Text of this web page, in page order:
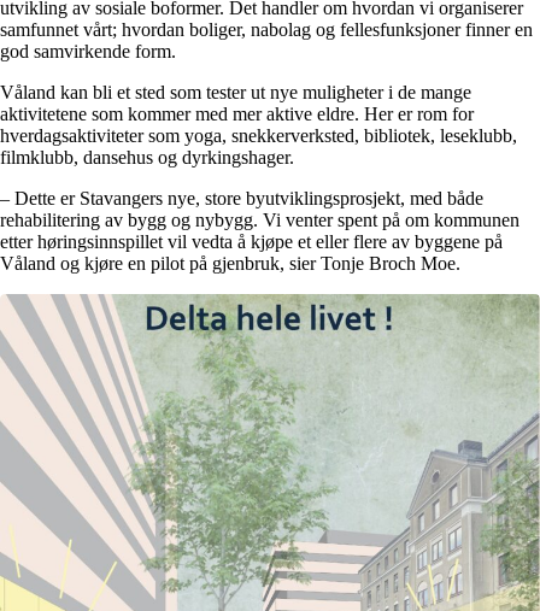
utvikling av sosiale boformer. Det handler om hvordan vi organiserer
samfunnet vårt; hvordan boliger, nabolag og fellesfunksjoner finner en
god samvirkende form.
Våland kan bli et sted som tester ut nye muligheter i de mange
aktivitetene som kommer med mer aktive eldre. Her er rom for
hverdagsaktiviteter som yoga, snekkerverksted, bibliotek, leseklubb,
filmklubb, dansehus og dyrkingshager.
– Dette er Stavangers nye, store byutviklingsprosjekt, med både
rehabilitering av bygg og nybygg. Vi venter spent på om kommunen
etter høringsinnspillet vil vedta å kjøpe et eller flere av byggene på
Våland og kjøre en pilot på gjenbruk, sier Tonje Broch Moe.